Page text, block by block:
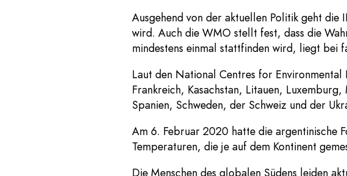
Ausgehend von der aktuellen Politik geht die
wird. Auch die WMO stellt fest, dass die
mindestens einmal stattfinden wird, liegt bei
Laut den National Centres for
Frankreich, Kasachstan, Litauen,
Spanien, Schweden, der Schweiz und der
Am 6. Februar 2020 hatte die argentinische
Temperaturen, die je auf dem Kontinent
Die Menschen des globalen Südens leiden